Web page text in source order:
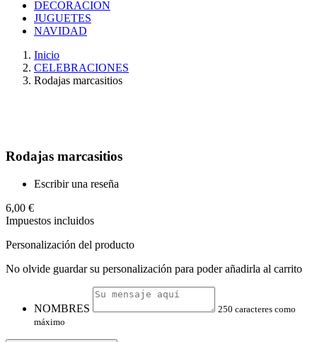
DECORACION
JUGUETES
NAVIDAD
Inicio
CELEBRACIONES
Rodajas marcasitios
Rodajas marcasitios
Escribir una reseña
6,00 €
Impuestos incluidos
Personalización del producto
No olvide guardar su personalización para poder añadirla al carrito
NOMBRES
250 caracteres como
máximo